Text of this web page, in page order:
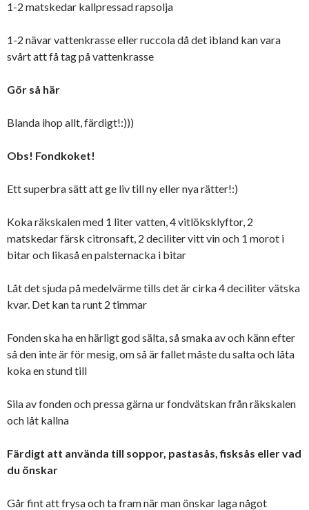
1-2 matskedar kallpressad rapsolja
1-2 nävar vattenkrasse eller ruccola då det ibland kan vara
svårt att få tag på vattenkrasse
Gör så här
Blanda ihop allt, färdigt!:)))
Obs! Fondkoket!
Ett superbra sätt att ge liv till ny eller nya rätter!:)
Koka räkskalen med 1 liter vatten, 4 vitlöksklyftor, 2
matskedar färsk citronsaft, 2 deciliter vitt vin och 1 morot i
bitar och likaså en palsternacka i bitar
Låt det sjuda på medelvärme tills det är cirka 4 deciliter vätska
kvar. Det kan ta runt 2 timmar
Fonden ska ha en härligt god sälta, så smaka av och känn efter
så den inte är för mesig, om så är fallet måste du salta och låta
koka en stund till
Sila av fonden och pressa gärna ur fondvätskan från räkskalen
och låt kallna
Färdigt att använda till soppor, pastasås, fisksås eller vad
du önskar
Går fint att frysa och ta fram när man önskar laga något